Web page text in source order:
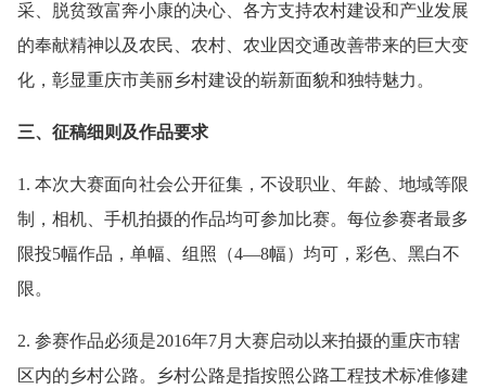
采、脱贫致富奔小康的决心、各方支持农村建设和产业发展
的奉献精神以及农民、农村、农业因交通改善带来的巨大变
化，彰显重庆市美丽乡村建设的崭新面貌和独特魅力。
三、征稿细则及作品要求
1. 本次大赛面向社会公开征集，不设职业、年龄、地域等限
制，相机、手机拍摄的作品均可参加比赛。每位参赛者最多
限投5幅作品，单幅、组照（4—8幅）均可，彩色、黑白不
限。
2. 参赛作品必须是2016年7月大赛启动以来拍摄的重庆市辖
区内的乡村公路。乡村公路是指按照公路工程技术标准修建